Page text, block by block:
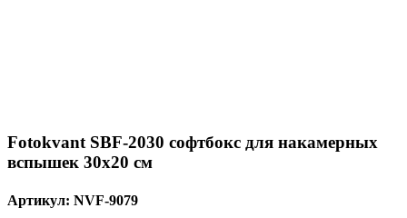
Fotokvant SBF-2030 софтбокс для накамерных
вспышек 30х20 см
Артикул: NVF-9079